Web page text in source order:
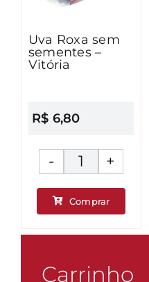
Uva Roxa sem
sementes –
Vitória
R$ 6,80
Uva
Roxa
sem
sementes
Vitória
Comprar
Carrinho